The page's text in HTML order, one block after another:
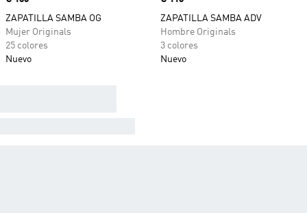
ZAPATILLA SAMBA OG
Mujer Originals
25 colores
Nuevo
ZAPATILLA SAMBA ADV
Hombre Originals
3 colores
Nuevo